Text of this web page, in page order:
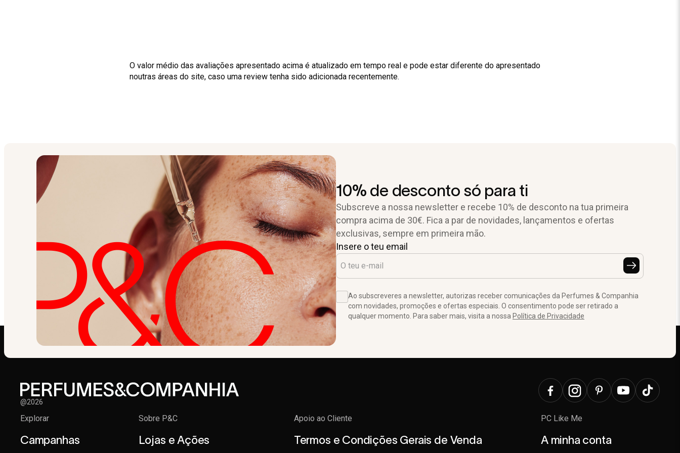
O valor médio das avaliações apresentado acima é atualizado em tempo real e pode estar diferente do apresentado
noutras áreas do site, caso uma review tenha sido adicionada recentemente.
10% de desconto só para ti
Subscreve a nossa newsletter e recebe 10% de desconto na tua primeira
compra acima de 30€. Fica a par de novidades, lançamentos e ofertas
exclusivas, sempre em primeira mão.
Insere o teu email
Ao subscreveres a newsletter, autorizas receber comunicações da Perfumes & Companhia
com novidades, promoções e ofertas especiais. O consentimento pode ser retirado a
qualquer momento. Para saber mais, visita a nossa Política de Privacidade
@2026
Explorar
Campanhas
Sobre P&C
Lojas e Ações
Apoio ao Cliente
Termos e Condições Gerais de Venda
PC Like Me
A minha conta